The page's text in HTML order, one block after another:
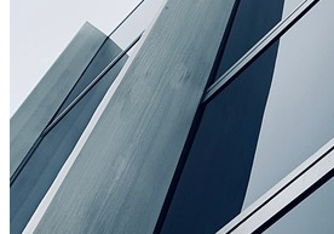
Serveis